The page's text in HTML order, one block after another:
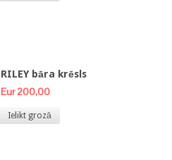
RILEY bāra krēsls
Eur 200,00
Ielikt grozā